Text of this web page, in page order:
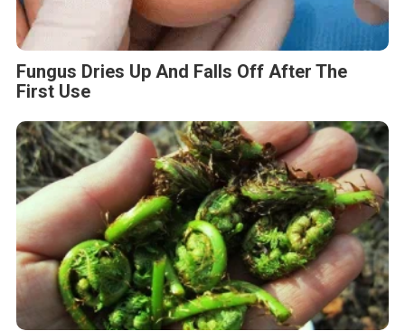
Fungus Dries Up And Falls Off After The
First Use